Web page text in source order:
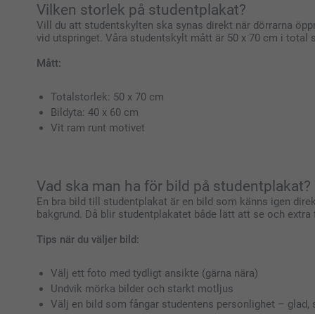
Vilken storlek på studentplakat?
Vill du att studentskylten ska synas direkt när dörrarna
vid utspringet. Våra studentskylt mått är 50 x 70 cm i total
Mått:
Totalstorlek: 50 x 70 cm
Bildyta: 40 x 60 cm
Vit ram runt motivet
Vad ska man ha för bild på studentplakat?
En bra bild till studentplakat är en bild som känns igen
bakgrund. Då blir studentplakatet både lätt att se och
Tips när du väljer bild:
Välj ett foto med tydligt ansikte (gärna nära)
Undvik mörka bilder och starkt motljus
Välj en bild som fångar studentens personlighet – glad,